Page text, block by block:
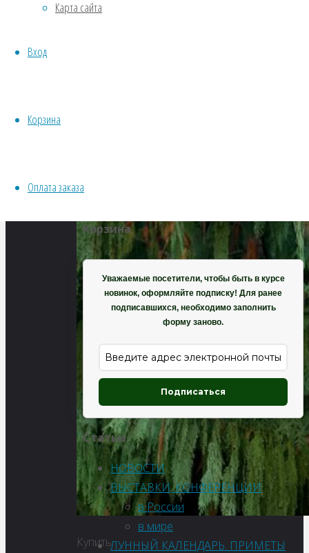
Карта сайта
Вход
Корзина
Оплата заказа
Купить
Водные
Весь перечень семян магазина
Кашпо, горшки
Корзина
Уважаемые посетители, чтобы быть в курсе
новинок, оформляйте подписку! Для ранее
подписавшихся, необходимо заполнить
форму заново.
Подписаться
Статьи
НОВОСТИ
ВЫСТАВКИ, КОНФЕРЕНЦИИ
в России
в мире
ЛУННЫЙ КАЛЕНДАРЬ. ПРИМЕТЫ